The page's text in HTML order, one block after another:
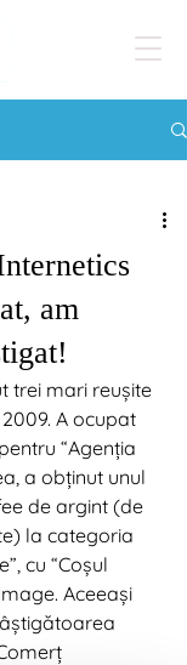
am
trei mari reușite
A ocupat
“Agenția
a obținut unul
de argint (de
la categoria
cu “Coșul
Aceeași